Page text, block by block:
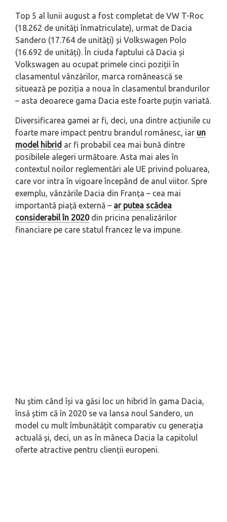
Top 5 al lunii august a fost completat de VW T-Roc
(18.262 de unități înmatriculate), urmat de Dacia
Sandero (17.764 de unități) și Volkswagen Polo
(16.692 de unități). În ciuda faptului că Dacia și
Volkswagen au ocupat primele cinci poziții în
clasamentul vânzărilor, marca românească se
situează pe poziția a noua în clasamentul brandurilor
– asta deoarece gama Dacia este foarte puțin variată.
Diversificarea gamei ar fi, deci, una dintre acțiunile cu
foarte mare impact pentru brandul românesc, iar un
model hibrid ar fi probabil cea mai bună dintre
posibilele alegeri următoare. Asta mai ales în
contextul noilor reglementări ale UE privind poluarea,
care vor intra în vigoare începând de anul viitor. Spre
exemplu, vânzările Dacia din Franța – cea mai
importantă piață externă – ar putea scădea
considerabil în 2020din pricina penalizărilor
financiare pe care statul francez le va impune.
Nu știm când își va găsi loc un hibrid în gama Dacia,
însă știm că în 2020 se va lansa noul Sandero, un
model cu mult îmbunătățit comparativ cu generația
actuală și, deci, un as în mâneca Dacia la capitolul
oferte atractive pentru clienții europeni.